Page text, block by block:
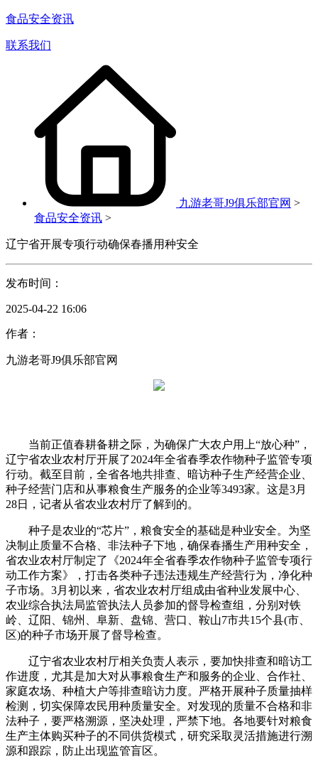
食品安全资讯
联系我们
九游老哥J9俱乐部官网 >
食品安全资讯 >
辽宁省开展专项行动确保春播用种安全
发布时间：
2025-04-22 16:06
作者：
九游老哥J9俱乐部官网
当前正值春耕备耕之际，为确保广大农户用上“放心种”，
辽宁省农业农村厅开展了2024年全省春季农作物种子监管专项
行动。截至目前，全省各地共排查、暗访种子生产经营企业、
种子经营门店和从事粮食生产服务的企业等3493家。这是3月
28日，记者从省农业农村厅了解到的。
种子是农业的“芯片”，粮食安全的基础是种业安全。为坚
决制止质量不合格、非法种子下地，确保春播生产用种安全，
省农业农村厅制定了《2024年全省春季农作物种子监管专项行
动工作方案》，打击各类种子违法违规生产经营行为，净化种
子市场。3月初以来，省农业农村厅组成由省种业发展中心、
农业综合执法局监管执法人员参加的督导检查组，分别对铁
岭、辽阳、锦州、阜新、盘锦、营口、鞍山7市共15个县(市、
区)的种子市场开展了督导检查。
辽宁省农业农村厅相关负责人表示，要加快排查和暗访工
作进度，尤其是加大对从事粮食生产和服务的企业、合作社、
家庭农场、种植大户等排查暗访力度。严格开展种子质量抽样
检测，切实保障农民用种质量安全。对发现的质量不合格和非
法种子，要严格溯源，坚决处理，严禁下地。各地要针对粮食
生产主体购买种子的不同供货模式，研究采取灵活措施进行溯
源和跟踪，防止出现监管盲区。